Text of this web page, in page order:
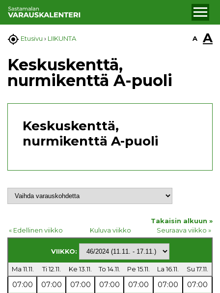
 Etusivu › LIIKUNTA A A
Keskuskenttä,
nurmikenttä A-puoli
Keskuskenttä,
nurmikenttä A-puoli
Takaisin alkuun »
« Edellinen viikko
Kuluva viikko Seuraava viikko »
VIIKKO:
Ma 11.11. Ti 12.11. Ke 13.11. To 14.11. Pe 15.11. La 16.11. Su 17.11.
07:00 07:00 07:00 07:00 07:00 07:00
07:00